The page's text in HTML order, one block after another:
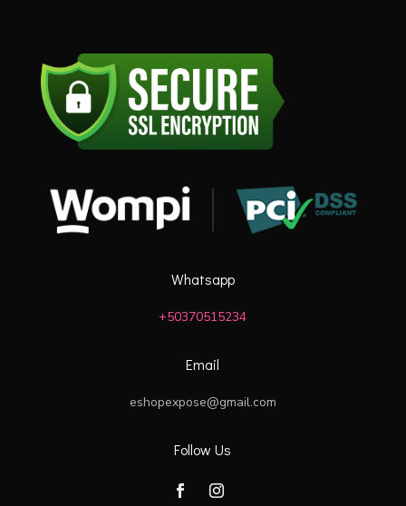
Whatsapp
+50370515234
Email
eshopexpose@gmail.com
Follow Us